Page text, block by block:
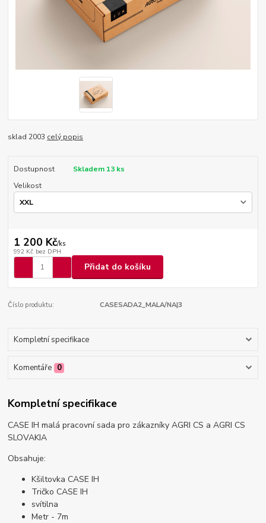
sklad 2003 celý popis
Dostupnost
Skladem 13 ks
Velikost
1 200 Kč/ks
992 Kč bez DPH
Přidat do košíku
Číslo produktu: CASESADA2_MALA/NA|3
Kompletní specifikace
Komentáře 0
Kompletní specifikace
CASE IH malá pracovní sada pro zákazníky AGRI CS a AGRI CS
SLOVAKIA
Obsahuje:
Kšiltovka CASE IH
Tričko CASE IH
svítilna
Metr - 7m